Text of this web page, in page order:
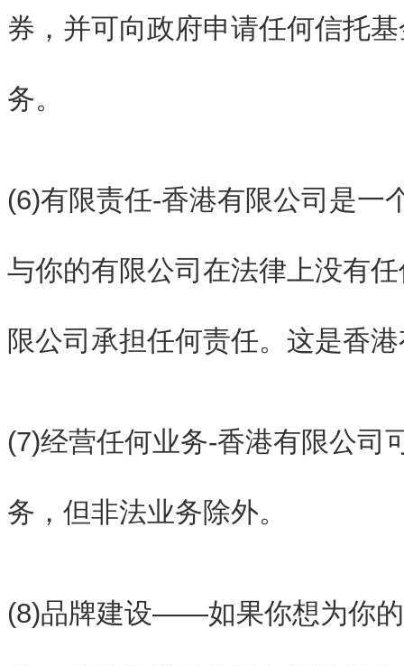
券，并可向政府申请任何信托
务。
(6)有限责任-香港有限公司是一
与你的有限公司在法律上没有
限公司承担任何责任。这是香
(7)经营任何业务-香港有限公司
务，但非法业务除外。
(8)品牌建设——如果你想为你